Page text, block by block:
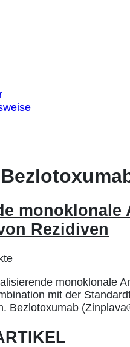
Rezidiven
monoklonale
mit der
Bezlotoxumab